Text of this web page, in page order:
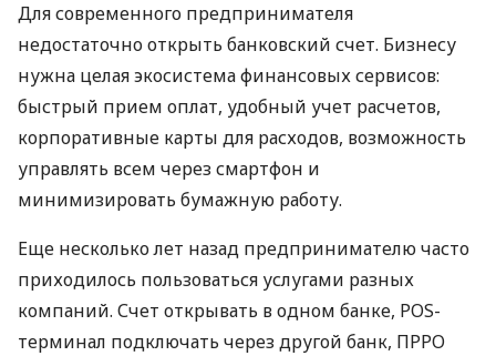
Для современного предпринимателя
недостаточно открыть банковский счет. Бизнесу
нужна целая экосистема финансовых сервисов:
быстрый прием оплат, удобный учет расчетов,
корпоративные карты для расходов, возможность
управлять всем через смартфон и
минимизировать бумажную работу.
Еще несколько лет назад предпринимателю часто
приходилось пользоваться услугами разных
компаний. Счет открывать в одном банке, POS-
терминал подключать через другой банк, ПРРО